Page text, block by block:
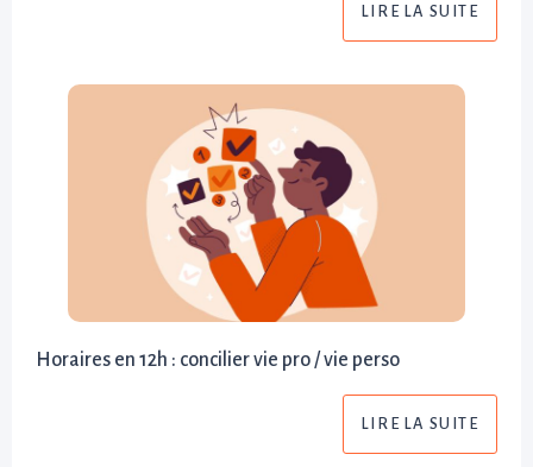
LIRE LA SUITE
Horaires en 12h : concilier vie pro / vie perso
LIRE LA SUITE